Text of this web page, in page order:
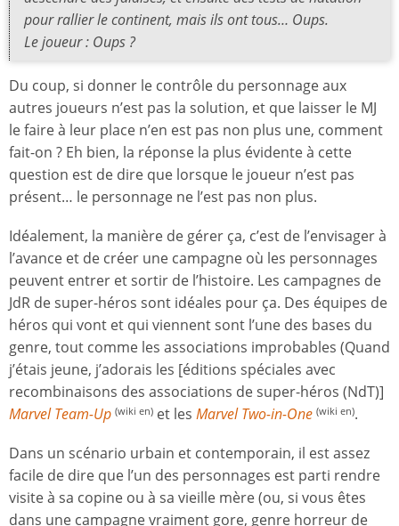
pour rallier le continent, mais ils ont tous… Oups.
Le joueur : Oups ?
Du coup, si donner le contrôle du personnage aux
autres joueurs n’est pas la solution, et que laisser le MJ
le faire à leur place n’en est pas non plus une, comment
fait-on ? Eh bien, la réponse la plus évidente à cette
question est de dire que lorsque le joueur n’est pas
présent… le personnage ne l’est pas non plus.
Idéalement, la manière de gérer ça, c’est de l’envisager à
l’avance et de créer une campagne où les personnages
peuvent entrer et sortir de l’histoire. Les campagnes de
JdR de super-héros sont idéales pour ça. Des équipes de
héros qui vont et qui viennent sont l’une des bases du
genre, tout comme les associations improbables (Quand
j’étais jeune, j’adorais les [éditions spéciales avec
recombinaisons des associations de super-héros (NdT)]
Marvel Team-Up (wiki en) et les Marvel Two-in-One (wiki en).
Dans un scénario urbain et contemporain, il est assez
facile de dire que l’un des personnages est parti rendre
visite à sa copine ou à sa vieille mère (ou, si vous êtes
dans une campagne vraiment gore, genre horreur de